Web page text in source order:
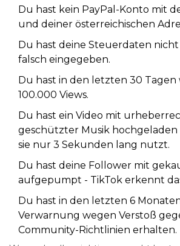
Du hast kein PayPal-Konto mit
und deiner österreichischen
Du hast deine Steuerdaten
falsch eingegeben.
Du hast in den letzten 30 Tagen
100.000 Views.
Du hast ein Video mit
geschützter Musik
sie nur 3 Sekunden lang nutzt.
Du hast deine Follower mit
aufgepumpt - TikTok erkennt
Du hast in den letzten 6
Verwarnung wegen Verstoß
Community-Richtlinien erhalten.